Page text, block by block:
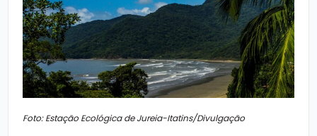
Foto: Estação Ecológica de Jureia-Itatins/Divulgação